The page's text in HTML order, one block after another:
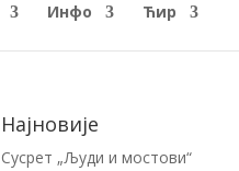
Инфо Ћир
Најновије
Сусрет „Људи и мостови“